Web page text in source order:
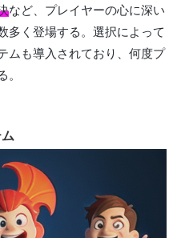
など、プレイヤーの心に深い
多く登場する。選択によって
ムも導入されており、何度プ
。